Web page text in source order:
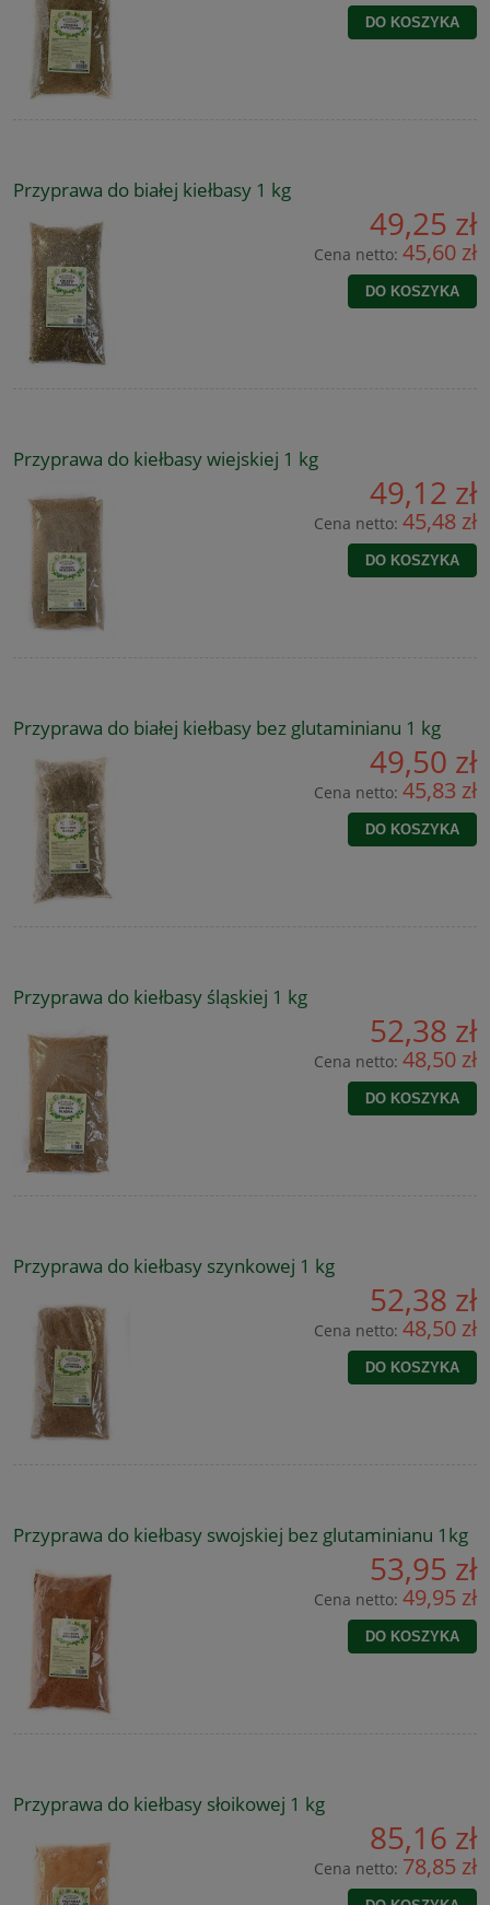
DO KOSZYKA
Przyprawa do białej kiełbasy 1 kg
49,25 zł
Cena netto: 45,60 zł
DO KOSZYKA
Przyprawa do kiełbasy wiejskiej 1 kg
49,12 zł
Cena netto: 45,48 zł
DO KOSZYKA
Przyprawa do białej kiełbasy bez glutaminianu 1 kg
49,50 zł
Cena netto: 45,83 zł
DO KOSZYKA
Przyprawa do kiełbasy śląskiej 1 kg
52,38 zł
Cena netto: 48,50 zł
DO KOSZYKA
Przyprawa do kiełbasy szynkowej 1 kg
52,38 zł
Cena netto: 48,50 zł
DO KOSZYKA
Przyprawa do kiełbasy swojskiej bez glutaminianu 1kg
53,95 zł
Cena netto: 49,95 zł
DO KOSZYKA
Przyprawa do kiełbasy słoikowej 1 kg
85,16 zł
Cena netto: 78,85 zł